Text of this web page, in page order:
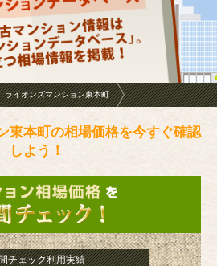
ライオンズマンション東本町
東本町の相場価格を今すぐ確認
しよう！
チェック利用実績